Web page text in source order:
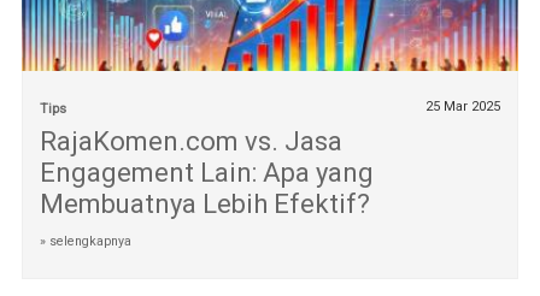
Tips 25 Mar 2025
RajaKomen.com vs. Jasa
Engagement Lain: Apa yang
Membuatnya Lebih Efektif?
» selengkapnya